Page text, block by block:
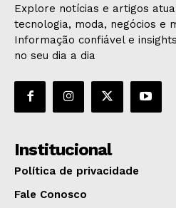
Explore notícias e artigos
tecnologia, moda, negócios e
Informação confiável e
no seu dia a dia
Institucional
Política de privacidade
Fale Conosco